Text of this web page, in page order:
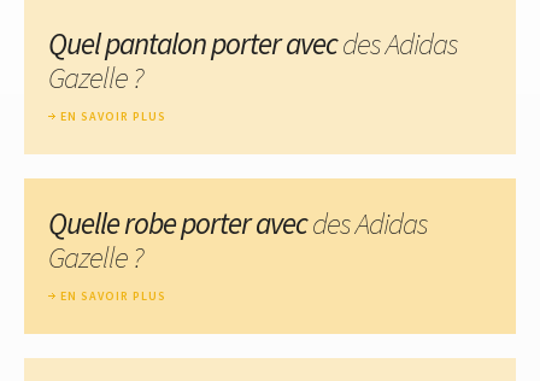
Quel pantalon porter avecdes Adidas
Gazelle ?
EN SAVOIR PLUS
Quelle robe porter avecdes Adidas
Gazelle ?
EN SAVOIR PLUS